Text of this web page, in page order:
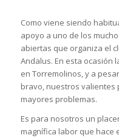
Como viene siendo
apoyo a uno de los
abiertas que organiza el
Andalus. En esta ocasión
en Torremolinos, y a
bravo, nuestros valientes
mayores problemas.
Es para nosotros un
magnífica labor que hace